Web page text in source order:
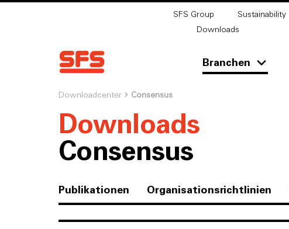
SFS Group Sustainability
Downloads
Branchen
Downloadcenter Consensus
Downloads
Consensus
Publikationen Organisationsrichtlinien